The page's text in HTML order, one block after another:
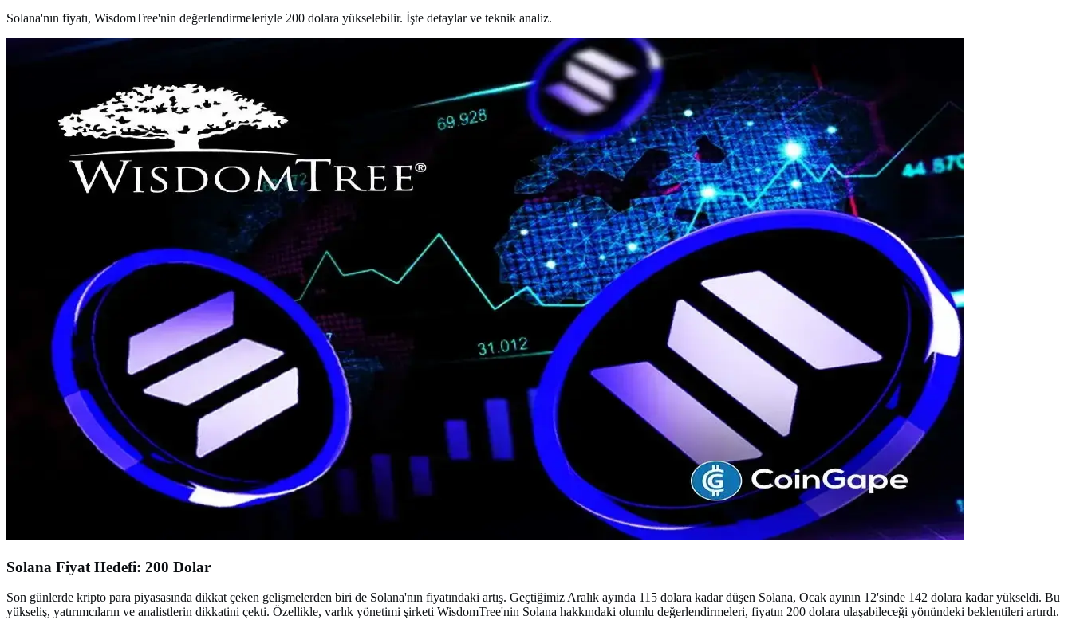
Solana'nın fiyatı, WisdomTree'nin değerlendirmeleriyle 200 dolara yükselebilir. İşte detaylar ve teknik analiz.
Solana Fiyat Hedefi: 200 Dolar
Son günlerde kripto para piyasasında dikkat çeken gelişmelerden biri de Solana'nın fiyatındaki artış. Geçtiğimiz Aralık ayında 115 dolara kadar düşen Solana, Ocak ayının 12'sinde 142 dolara kadar yükseldi. Bu
yükseliş, yatırımcıların ve analistlerin dikkatini çekti. Özellikle, varlık yönetimi şirketi WisdomTree'nin Solana hakkındaki olumlu değerlendirmeleri, fiyatın 200 dolara ulaşabileceği yönündeki beklentileri artırdı.